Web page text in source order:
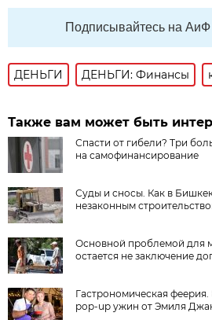
Подписывайтесь на АиФ
ДЕНЬГИ ДЕНЬГИ: Финансы
Также вам может быть
Спасти от гибели? Три
на самофинансирование
Суды и сносы. Как в
незаконным
Основной проблемой для
остается не заключение
Гастрономическая
pop-up ужин от Эмиля